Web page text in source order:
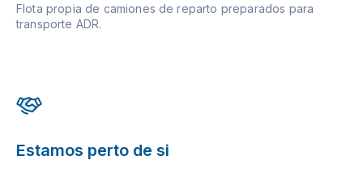
Flota propia de camiones de reparto preparados para
transporte ADR.
Estamos perto de si